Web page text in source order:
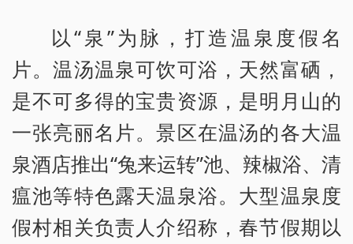
以“泉”为脉，打造温泉度假名
片。温汤温泉可饮可浴，天然富硒，
是不可多得的宝贵资源，是明月山的
一张亮丽名片。景区在温汤的各大温
泉酒店推出“兔来运转”池、辣椒浴、清
瘟池等特色露天温泉浴。大型温泉度
假村相关负责人介绍称，春节假期以